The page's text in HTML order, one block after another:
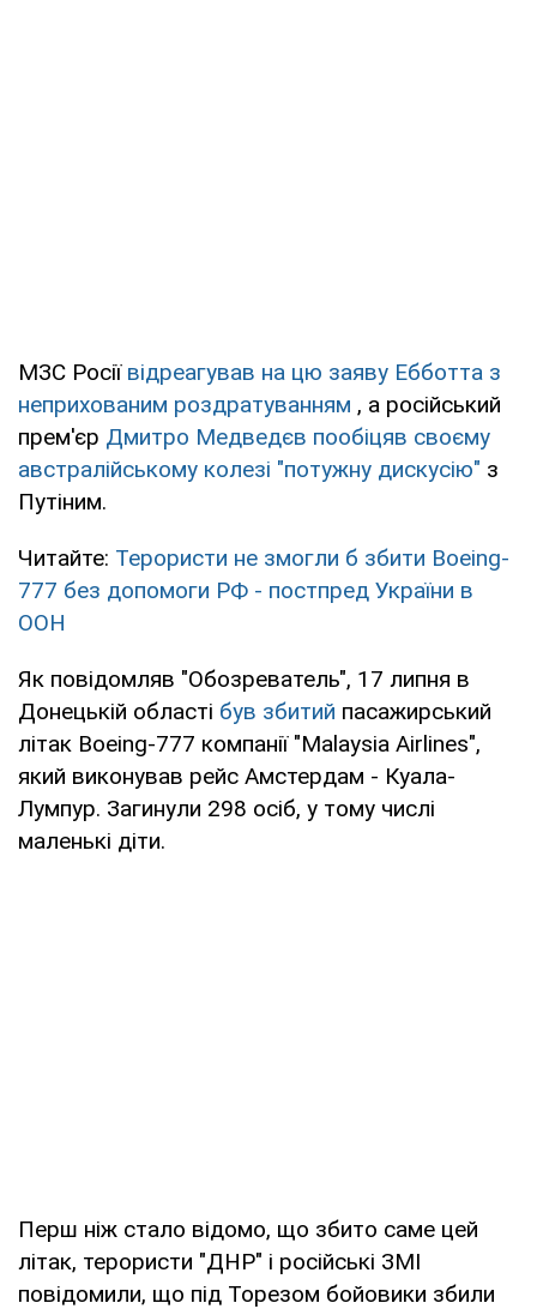
МЗС Росії відреагував на цю заяву Ебботта з
неприхованим роздратуванням , а російський
прем'єр Дмитро Медведєв пообіцяв своєму
австралійському колезі "потужну дискусію" з
Путіним.
Читайте: Терористи не змогли б збити Boeing-
777 без допомоги РФ - постпред України в
ООН
Як повідомляв "Обозреватель", 17 липня в
Донецькій області був збитий пасажирський
літак Boeing-777 компанії "Malaysia Airlines",
який виконував рейс Амстердам - Куала-
Лумпур. Загинули 298 осіб, у тому числі
маленькі діти.
Перш ніж стало відомо, що збито саме цей
літак, терористи "ДНР" і російські ЗМІ
повідомили, що під Торезом бойовики збили